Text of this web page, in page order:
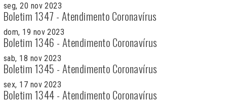
seg, 20 nov 2023
Boletim 1347 - Atendimento Coronavírus
dom, 19 nov 2023
Boletim 1346 - Atendimento Coronavírus
sab, 18 nov 2023
Boletim 1345 - Atendimento Coronavírus
sex, 17 nov 2023
Boletim 1344 - Atendimento Coronavírus